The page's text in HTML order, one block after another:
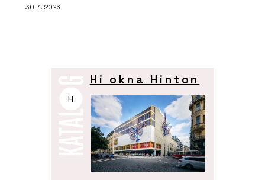
30. 1. 2026
H
Hi okna Hinton